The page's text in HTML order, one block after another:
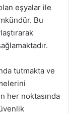
eşyalar ile
Bu
tutmakta ve
her noktasında